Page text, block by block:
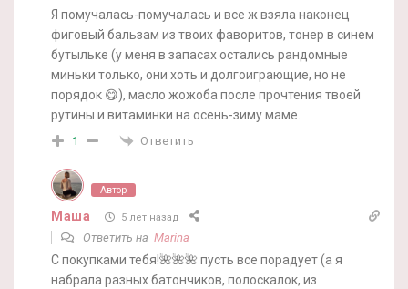
Я помучалась-помучалась и все ж взяла наконец
фиговый бальзам из твоих фаворитов, тонер в синем
бутыльке (у меня в запасах остались рандомные
миньки только, они хоть и долгоиграющие, но не
порядок 😋), масло жожоба после прочтения твоей
рутины и витаминки на осень-зиму маме.
1 Ответить
Автор
Маша 5 лет назад
Ответить на Marina
С покупками тебя!🌺🌺🌺 пусть все порадует (а я
набрала разных батончиков, полоскалок, из